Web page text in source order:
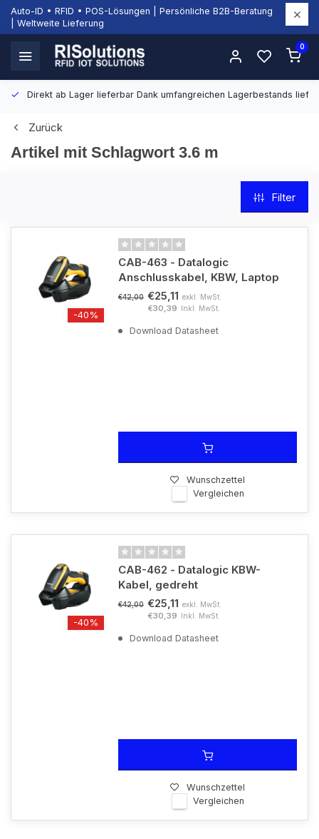
Auto-ID • RFID • POS-Lösungen | Persönliche B2B-Beratung
| Weltweite Lieferung
0
Direkt ab Lager lieferbar Dank umfangreichen Lagerbestands
Zurück
Artikel mit Schlagwort 3.6 m
Filter
-40%
CAB-463 - Datalogic
Anschlusskabel, KBW, Laptop
€42,00 €25,11 exkl. MwSt.
€30,39 Inkl. MwSt.
Download Datasheet
Wunschzettel
Vergleichen
-40%
CAB-462 - Datalogic KBW-
Kabel, gedreht
€42,00 €25,11 exkl. MwSt.
€30,39 Inkl. MwSt.
Download Datasheet
Wunschzettel
Vergleichen